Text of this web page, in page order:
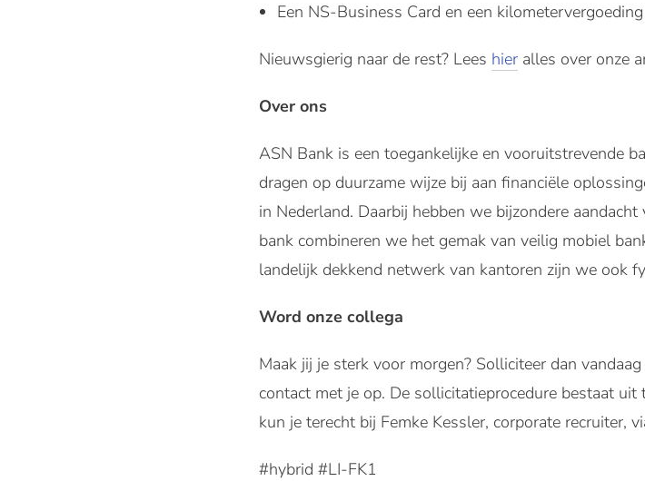
Een NS-Business Card en een
Nieuwsgierig naar de rest? Lees hier alles over onze
Over ons
ASN Bank is een toegankelijke en vooruitstrevende
dragen op duurzame wijze bij aan financiële
in Nederland. Daarbij hebben we bijzondere
bank combineren we het gemak van veilig mobiel
landelijk dekkend netwerk van kantoren zijn we ook
Word onze collega
Maak jij je sterk voor morgen? Solliciteer dan
contact met je op. De sollicitatieprocedure bestaat
kun je terecht bij Femke Kessler, corporate recruiter,
#hybrid #LI-FK1